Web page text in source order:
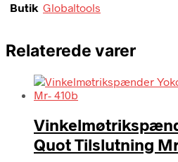
Butik Globaltools
Relaterede varer
Quot Tilslutning